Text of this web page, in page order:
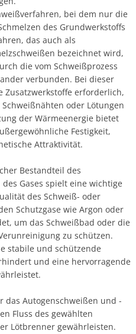
bei dem nur die
des Grundwerkstoffs
das auch als
bezeichnet wird,
die vom Schweißprozess
verbunden. Bei dieser
Zusatzwerkstoffe erforderlich,
oder Lötungen
der Wärmeenergie bietet
Festigkeit,
Attraktivität.
Bestandteil des
Gases spielt eine wichtige
des Schweiß- oder
Schutzgase wie Argon oder
um das Schweißbad oder die
zu schützen.
stabile und schützende
und eine hervorragende
das Autogenschweißen und -
Fluss des gewählten
Lötbrenner gewährleisten.